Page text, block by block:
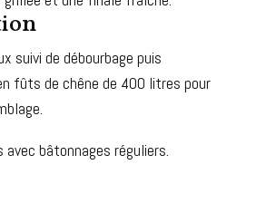
suivi de débourbage puis
fûts de chêne de 400 litres pour
avec bâtonnages réguliers.